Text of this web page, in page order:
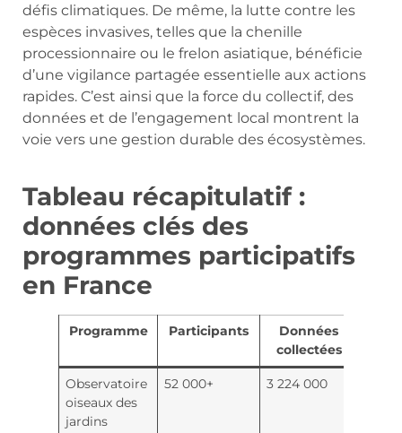
défis climatiques. De même, la lutte contre les
espèces invasives, telles que la chenille
processionnaire ou le frelon asiatique, bénéficie
d’une vigilance partagée essentielle aux actions
rapides. C’est ainsi que la force du collectif, des
données et de l’engagement local montrent la
voie vers une gestion durable des écosystèmes.
Tableau récapitulatif :
données clés des
programmes participatifs
en France
Programme Participants
Données
collectées
Observatoire
oiseaux des
jardins
52 000+ 3 224 000